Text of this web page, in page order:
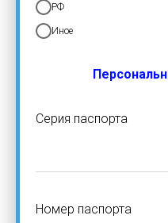
РФ
Иное
Серия паспорта
Номер паспорта